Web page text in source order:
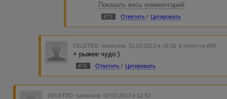
Показать весь комментарий
#73 Ответить / Цитировать
DELETED написала 01.03.2013 в 18:18 в ответ на #68
+ рыжее чудо:)
#76 Ответить / Цитировать
DELETED написала 02.03.2013 в 12:53